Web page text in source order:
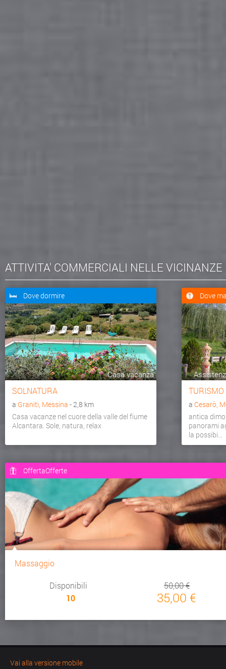
ATTIVITA' COMMERCIALI NELLE VICINANZE
Dove dormire
Casa vacanza
SOLNATURA
a Graniti, Messina - 2,8 km
Casa vacanze nel cuore della valle del fiume
Alcantara. Sole, natura, relax
Dove
TURISMO
a Cesarò,
antica
panorami
la possibi...
OffertaOfferte
Massaggio
Disponibili
10
50,00 €
35,00 €
Vai alla versione mobile